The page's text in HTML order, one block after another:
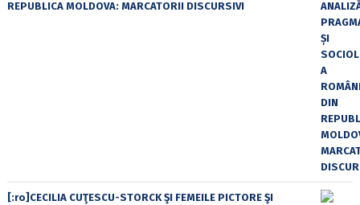
REPUBLICA MOLDOVA: MARCATORII DISCURSIVI
[:ro]CECILIA CUŢESCU-STORCK ŞI FEMEILE PICTORE ŞI